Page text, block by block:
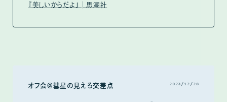
『美しいからだよ』│思潮社
オフ会＠彗星の見える交差点 2023/12/28